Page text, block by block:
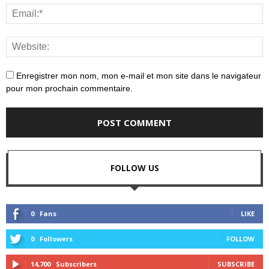
Enregistrer mon nom, mon e-mail et mon site dans le navigateur
pour mon prochain commentaire.
FOLLOW US
0 Fans LIKE
0 Followers FOLLOW
14,700 Subscribers SUBSCRIBE